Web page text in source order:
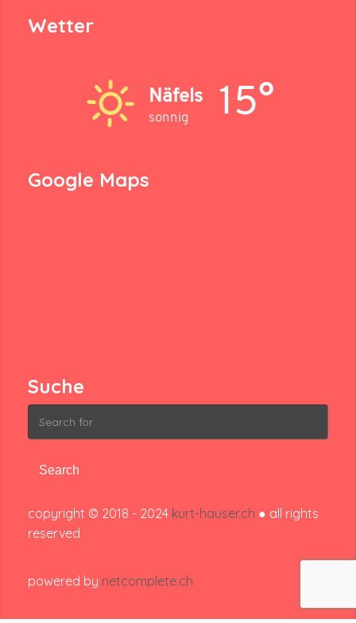
Wetter
Näfels
sonnig 15°
Google Maps
Suche
Search
for:
copyright © 2018 - 2024 kurt-hauser.ch ● all rights
reserved
powered by netcomplete.ch